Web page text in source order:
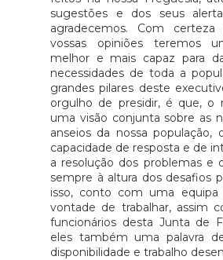
sugestões e dos seus
agradecemos. Com
vossas opiniões teremos
melhor e mais capaz para
necessidades de toda a
grandes pilares deste
orgulho de presidir, é que, o
uma visão conjunta sobre as
anseios da nossa população,
capacidade de resposta e de
a resolução dos problemas e
sempre à altura dos desafios
isso, conto com uma
vontade de trabalhar, assim
funcionários desta Junta de
eles também uma palavra
disponibilidade e trabalho